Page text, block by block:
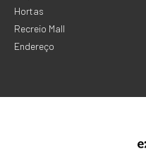
Hortas
Recreio Mall
Endereço